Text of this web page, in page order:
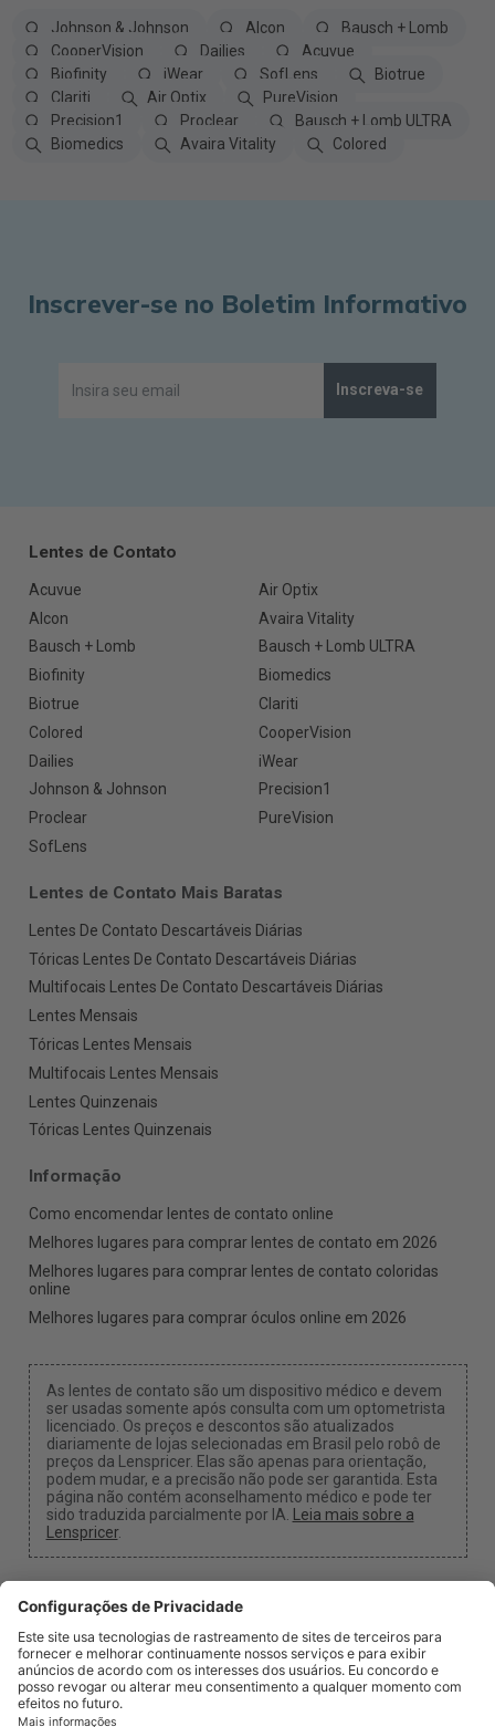
Johnson & Johnson Alcon
Bausch + Lomb
CooperVision
Dailies
Acuvue
Biofinity
iWear SofLens
Biotrue
Clariti
Air Optix
PureVision
Precision1
Proclear
Bausch + Lomb ULTRA
Biomedics
Avaira Vitality Colored
Inscrever-se no Boletim Informativo
Inscreva-se
Lentes de Contato
Acuvue
Air Optix
Alcon
Avaira Vitality
Bausch + Lomb
Bausch + Lomb ULTRA
Biofinity
Biomedics
Biotrue
Clariti
Colored
CooperVision
Dailies
iWear
Johnson & Johnson
Precision1
Proclear
PureVision
SofLens
Lentes de Contato Mais Baratas
Lentes De Contato Descartáveis Diárias
Tóricas Lentes De Contato Descartáveis Diárias
Multifocais Lentes De Contato Descartáveis Diárias
Lentes Mensais
Tóricas Lentes Mensais
Multifocais Lentes Mensais
Lentes Quinzenais
Tóricas Lentes Quinzenais
Informação
Como encomendar lentes de contato online
Melhores lugares para comprar lentes de contato em 2026
Melhores lugares para comprar lentes de contato coloridas
online
Melhores lugares para comprar óculos online em 2026
As lentes de contato são um dispositivo médico e devem
ser usadas somente após consulta com um optometrista
licenciado. Os preços e descontos são atualizados
diariamente de lojas selecionadas em Brasil pelo robô de
preços da Lenspricer. Elas são apenas para orientação,
podem mudar, e a precisão não pode ser garantida. Esta
página não contém aconselhamento médico e pode ter
sido traduzida parcialmente por IA. Leia mais sobre a
Lenspricer.
Configurações de Cookies
Podemos receber uma comissão se você usar um dos